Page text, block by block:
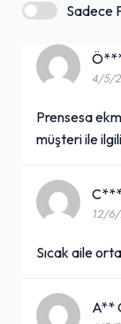
Sadece
4/5/
Prensesa
müşteri ile
12/
Sıcak aile
A**